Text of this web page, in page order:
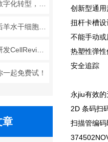
起免费试！
章
创新型通
扭杆卡槽
不能手动
热塑性弹
安全追踪
永jiu有效
2D条码扫
扫描管编